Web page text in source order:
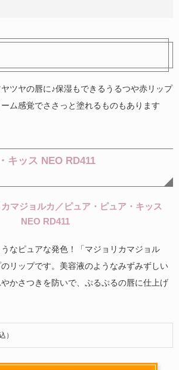
ツヤの唇に♪保湿もできるうるつや赤リップ
ム感覚でささっと塗れるものもあります
キッス NEO RD411
なピュアな発色！「マジョリカマジョル
リップです。美容液のようなみずみずしい
かさつきを防いで、ぷるぷるの唇に仕上げ
）